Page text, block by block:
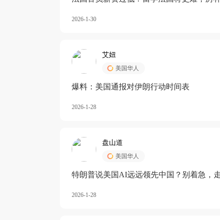
2026-1-30
艾妞
美国华人
爆料：美国通报对伊朗行动时间表
2026-1-28
盘山道
美国华人
特朗普说美国AI远远领先中国？别着急，
2026-1-28